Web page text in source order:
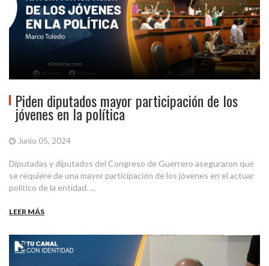
Piden diputados mayor participación de los
jóvenes en la política
Junio 05, 2024
Diputadas y diputados del Congreso de Guerrero aseguraron que
se requiere de una mayor participación de los jóvenes en el actuar
político de la entidad. ...
LEER MÁS